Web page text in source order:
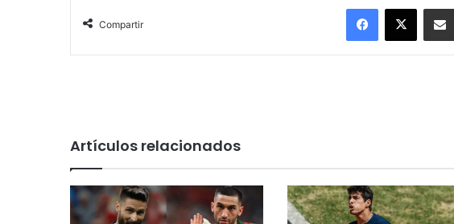
Compartir
Facebook
X
Artículos relacionados